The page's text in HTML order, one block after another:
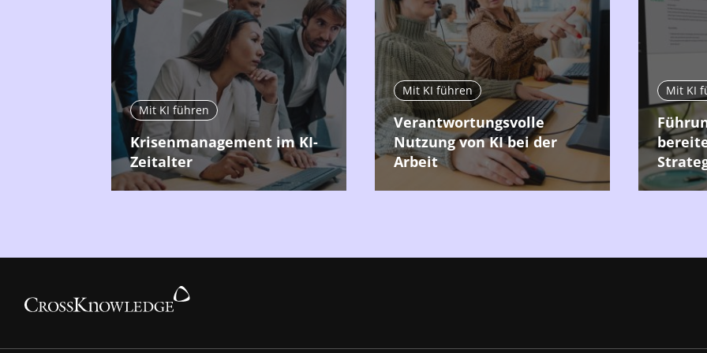
Mit KI führen
Krisenmanagement im KI-
Zeitalter
Mit KI führen
Verantwortungsvolle
Nutzung von KI bei der
Arbeit
Mit KI